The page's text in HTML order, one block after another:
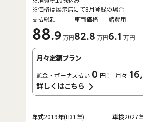
支払総額
88.9 万円
車両価格
82.8 万円
諸費用
6.1 万円
※価格は展示店にて8月登録の場合
月々定額プラン
頭金・ボーナス払い 0 円！ 月々
詳しくはこちら
年式2019年(H31年) 車検2027